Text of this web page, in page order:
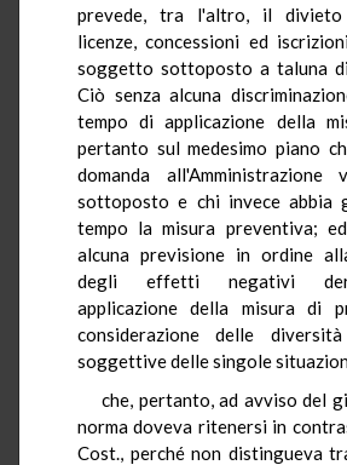
prevede, tra l'altro, il divieto
licenze, concessioni ed
soggetto sottoposto a taluna
Ciò senza alcuna
tempo di applicazione della
pertanto sul medesimo piano
domanda
sottoposto e chi invece abbia
tempo la misura preventiva;
alcuna previsione in ordine
degli effetti negativi
applicazione della misura di
considerazione delle
soggettive delle singole
che, pertanto, ad avviso del
norma doveva ritenersi in
Cost., perché non distingueva